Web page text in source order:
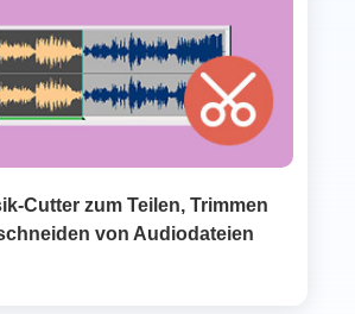
Cutter zum Teilen, Trimmen
von Audiodateien